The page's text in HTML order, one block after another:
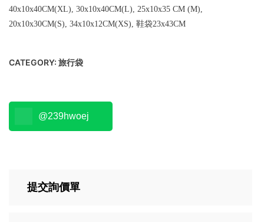
40x10x40CM(XL), 30x10x40CM(L), 25x10x35 CM (M),
20x10x30CM(S), 34x10x12CM(XS), 鞋袋23x43CM
CATEGORY: 旅行袋
@239hwoej
提交詢價單